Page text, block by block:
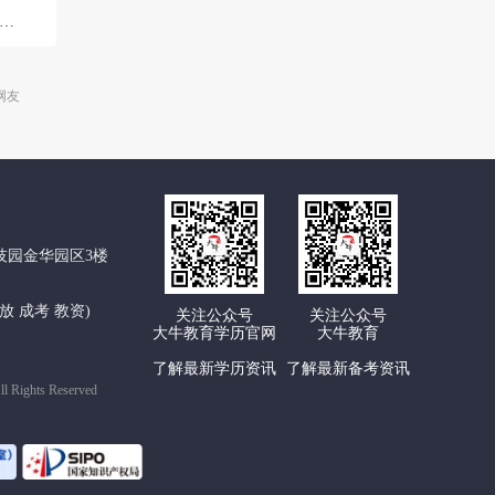
友
园金华园区3楼
成考 教资)
Reserved
关注公众号
大牛教育学历官网
了解最新学历资讯
关注公众号
大牛教育
了解最新备考资讯